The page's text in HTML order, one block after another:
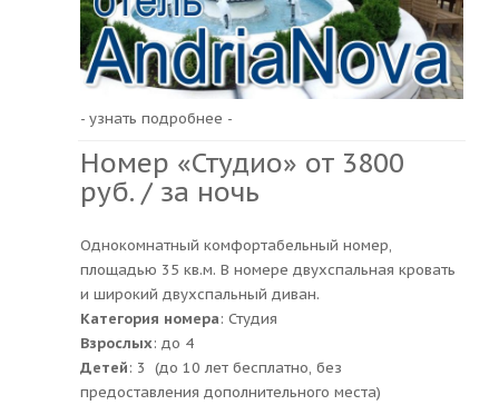
- узнать подробнее -
Номер «Студио» от 3800
руб. / за ночь
Однокомнатный комфортабельный номер,
площадью 35 кв.м. В номере двухспальная кровать
и широкий двухспальный диван.
Категория номера: Студия
Взрослых: до 4
Детей: 3 (до 10 лет бесплатно, без
предоставления дополнительного места)